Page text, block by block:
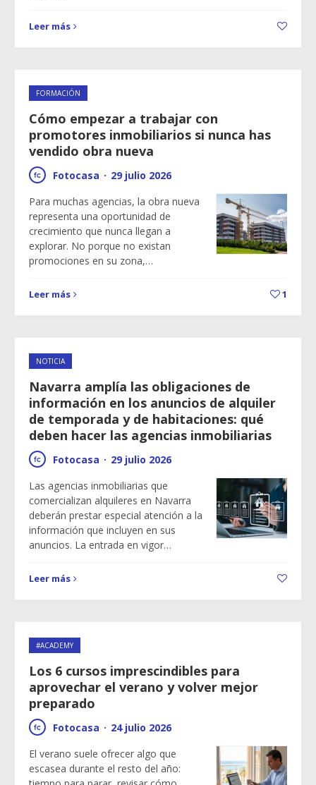
Leer más
FORMACIÓN
Cómo empezar a trabajar con
promotores inmobiliarios si nunca has
vendido obra nueva
Fotocasa · 29 julio 2026
Para muchas agencias, la obra nueva
representa una oportunidad de
crecimiento que nunca llegan a
explorar. No porque no existan
promociones en su zona,…
Leer más 1
NOTICIA
Navarra amplía las obligaciones de
información en los anuncios de alquiler
de temporada y de habitaciones: qué
deben hacer las agencias inmobiliarias
Fotocasa · 29 julio 2026
Las agencias inmobiliarias que
comercializan alquileres en Navarra
deberán prestar especial atención a la
información que incluyen en sus
anuncios. La entrada en vigor…
Leer más
#ACADEMY
Los 6 cursos imprescindibles para
aprovechar el verano y volver mejor
preparado
Fotocasa · 24 julio 2026
El verano suele ofrecer algo que
escasea durante el resto del año: